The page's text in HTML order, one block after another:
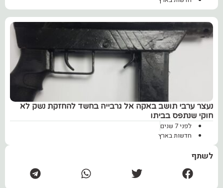
נעצר ערבי תושב באקה אל גרבייה בחשד להחזקת נשק לא
חוקי שנתפס בביתו
לפני 7 שנים
חדשות בארץ
לשתף